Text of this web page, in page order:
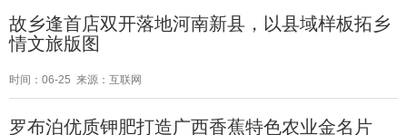
故乡逢首店双开落地河南新县，以县域样板拓乡
情文旅版图
时间：06-25 来源：互联网
罗布泊优质钾肥打造广西香蕉特色农业金名片